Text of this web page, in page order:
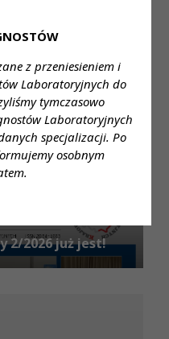
z przeniesieniem i
Laboratoryjnych do
tymczasowo
Laboratoryjnych
specjalizacji. Po
osobnym
z dnia 6.08.2026
2/2026 już jest!